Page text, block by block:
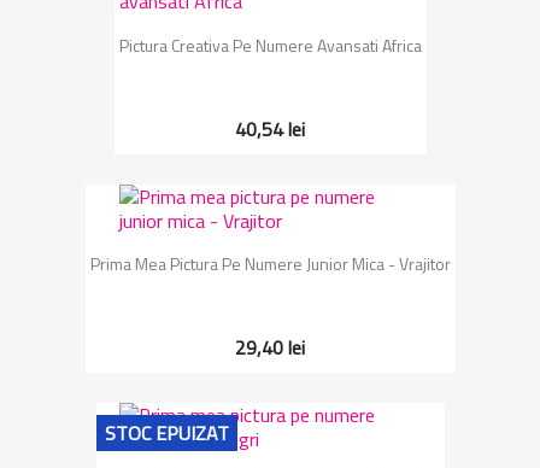
Pictura Creativa Pe Numere Avansati Africa
40,54 lei
Prima Mea Pictura Pe Numere Junior Mica - Vrajitor
29,40 lei
STOC EPUIZAT